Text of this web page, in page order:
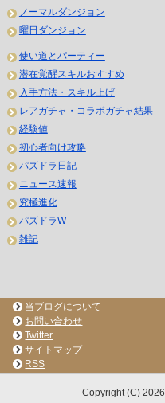
ノーマルダンジョン
曜日ダンジョン
使い道とパーティー
潜在覚醒スキルおすすめ
入手方法・スキル上げ
レアガチャ・コラボガチャ結果
経験値
初心者向け攻略
パズドラ日記
ニュース速報
究極進化
パズドラW
雑記
当ブログについて
お問い合わせ
Twitter
サイトマップ
RSS
Copyright (C)